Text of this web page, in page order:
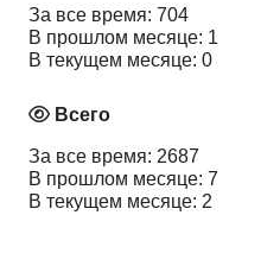
За все время: 704
В прошлом месяце: 1
В текущем месяце: 0
Всего
За все время: 2687
В прошлом месяце: 7
В текущем месяце: 2